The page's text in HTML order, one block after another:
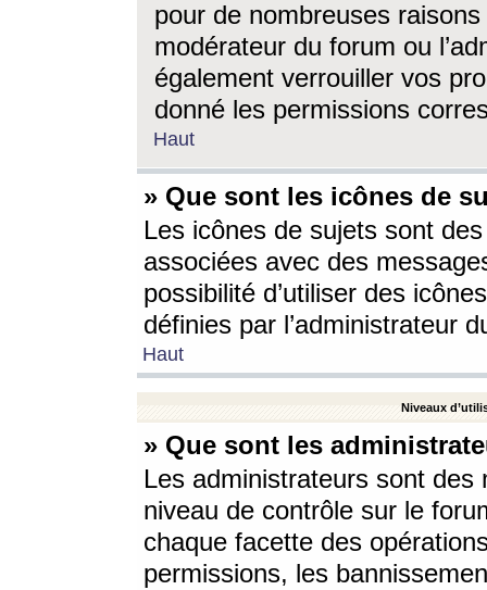
pour de nombreuses
modérateur du forum ou
également verrouiller vos
donné les permissions
Haut
» Que sont les icônes de
Les icônes de sujets sont
associées avec des
possibilité d’utiliser des
définies par l’administrateur
Haut
Niveaux
» Que sont les
Les administrateurs sont
niveau de contrôle sur le
chaque facette des
permissions, les